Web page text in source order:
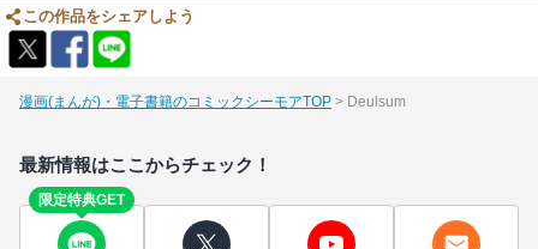
この作品をシェアしよう
漫画(まんが)・電子書籍のコミックシーモアTOP Deulsum
最新情報はここからチェック！
限定特典GET